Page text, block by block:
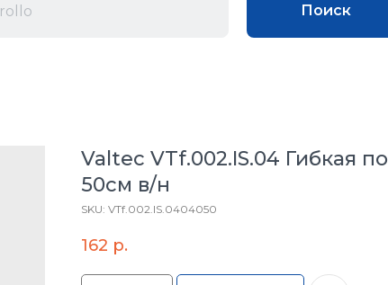
Поиск
Valtec VTf.002.IS.04 Гибкая
50см в/н
SKU: VTf.002.IS.0404050
162 р.